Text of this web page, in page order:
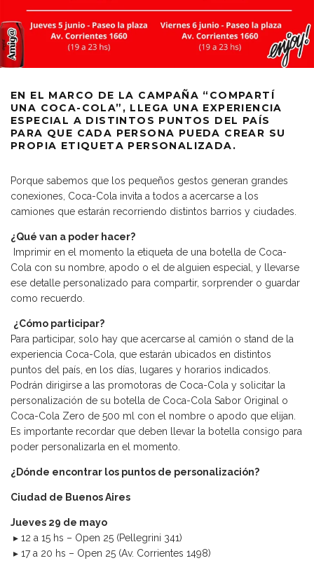
EN EL MARCO DE LA CAMPAÑA “COMPARTÍ
UNA COCA-COLA”, LLEGA UNA EXPERIENCIA
ESPECIAL A DISTINTOS PUNTOS DEL PAÍS
PARA QUE CADA PERSONA PUEDA CREAR SU
PROPIA ETIQUETA PERSONALIZADA.
Porque sabemos que los pequeños gestos generan grandes
conexiones, Coca-Cola invita a todos a acercarse a los
camiones que estarán recorriendo distintos barrios y ciudades.
¿Qué van a poder hacer?
Imprimir en el momento la etiqueta de una botella de Coca-
Cola con su nombre, apodo o el de alguien especial, y llevarse
ese detalle personalizado para compartir, sorprender o guardar
como recuerdo.
¿Cómo participar?
Para participar, solo hay que acercarse al camión o stand de la
experiencia Coca-Cola, que estarán ubicados en distintos
puntos del país, en los días, lugares y horarios indicados.
Podrán dirigirse a las promotoras de Coca-Cola y solicitar la
personalización de su botella de Coca-Cola Sabor Original o
Coca-Cola Zero de 500 ml con el nombre o apodo que elijan.
Es importante recordar que deben llevar la botella consigo para
poder personalizarla en el momento.
¿Dónde encontrar los puntos de personalización?
Ciudad de Buenos Aires
Jueves 29 de mayo
▸ 12 a 15 hs – Open 25 (Pellegrini 341)
▸ 17 a 20 hs – Open 25 (Av. Corrientes 1498)